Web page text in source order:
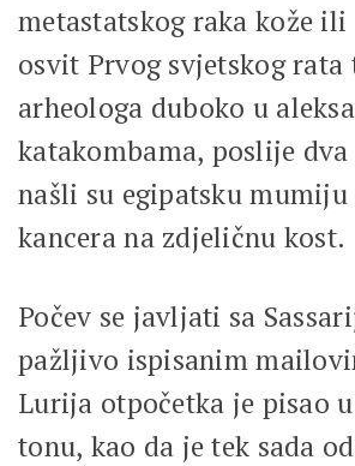
metastatskog raka kože ili
osvit Prvog svjetskog rata
arheologa duboko u
katakombama, poslije
našli su egipatsku
kancera na zdjeličnu kost.
Počev se javljati sa
pažljivo ispisanim
Lurija otpočetka je pisao
tonu, kao da je tek sada